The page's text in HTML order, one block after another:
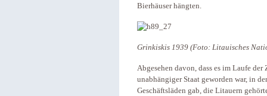
Bierhäuser hängten.
Grinkiskis 1939 (Foto: Litauisches
Abgesehen davon, dass es im Laufe
unabhängiger Staat geworden war, in
Geschäftsläden gab, die Litauern